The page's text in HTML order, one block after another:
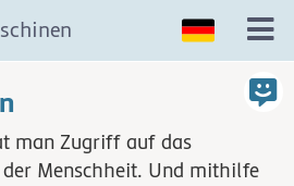
man Zugriff auf das
Menschheit. Und mithilfe